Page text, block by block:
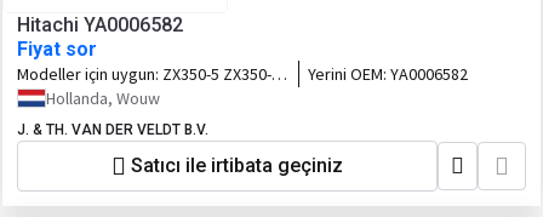
Hitachi YA0006582
Fiyat sor
Modeller için uygun: ZX350-5 ZX350-6
ZX350-7
Yerini OEM: YA0006582
Hollanda, Wouw
J. & TH. VAN DER VELDT B.V.
Satıcı ile irtibata geçiniz